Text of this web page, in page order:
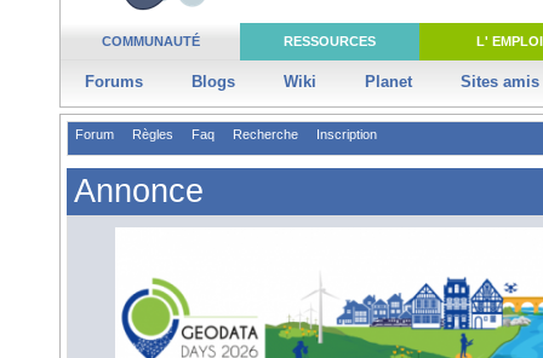
COMMUNAUTÉ RESSOURCES L' EMPLOI
Forums Blogs Wiki Planet Sites amis
Forum Règles Faq Recherche Inscription
Annonce